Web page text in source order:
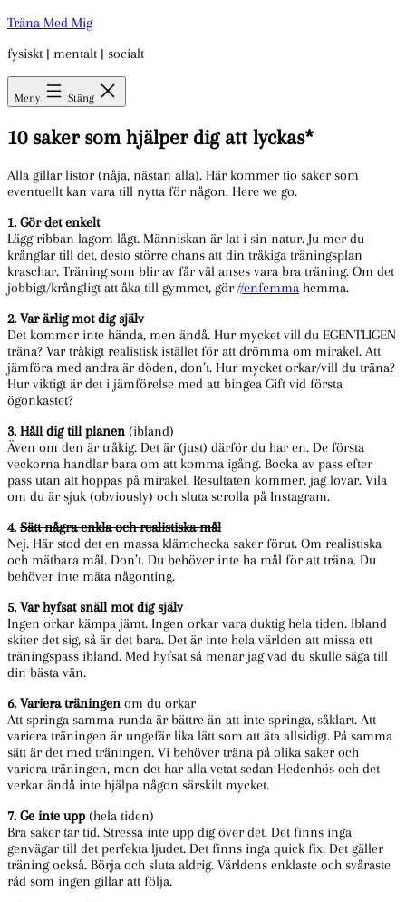
Hoppa
innehåll
Träna Med Mig
fysiskt | mentalt | socialt
Meny Stäng
10 saker som hjälper dig att lyckas*
Alla gillar listor (nåja, nästan alla). Här kommer tio saker som
eventuellt kan vara till nytta för någon. Here we go.
1. Gör det enkelt
Lägg ribban lagom lågt. Människan är lat i sin natur. Ju mer du
krånglar till det, desto större chans att din tråkiga träningsplan
kraschar. Träning som blir av får väl anses vara bra träning. Om det
jobbigt/krångligt att åka till gymmet, gör#enfemma hemma.
2. Var ärlig mot dig själv
Det kommer inte hända, men ändå. Hur mycket vill du EGENTLIGEN
träna? Var tråkigt realistisk istället för att drömma om mirakel. Att
jämföra med andra är döden, don’t. Hur mycket orkar/vill du träna?
Hur viktigt är det i jämförelse med att bingea Gift vid första
ögonkastet?
3. Håll dig till planen (ibland)
Även om den är tråkig. Det är (just) därför du har en. De första
veckorna handlar bara om att komma igång. Bocka av pass efter
pass utan att hoppas på mirakel. Resultaten kommer, jag lovar. Vila
om du är sjuk (obviously) och sluta scrolla på Instagram.
4. Sätt några enkla och realistiska mål
Nej. Här stod det en massa klämchecka saker förut. Om realistiska
och mätbara mål. Don’t. Du behöver inte ha mål för att träna. Du
behöver inte mäta någonting.
5. Var hyfsat snäll mot dig själv
Ingen orkar kämpa jämt. Ingen orkar vara duktig hela tiden. Ibland
skiter det sig, så är det bara. Det är inte hela världen att missa ett
träningspass ibland. Med hyfsat så menar jag vad du skulle säga till
din bästa vän.
6. Variera träningen om du orkar
Att springa samma runda är bättre än att inte springa, såklart. Att
variera träningen är ungefär lika lätt som att äta allsidigt. På samma
sätt är det med träningen. Vi behöver träna på olika saker och
variera träningen, men det har alla vetat sedan Hedenhös och det
verkar ändå inte hjälpa någon särskilt mycket.
7. Ge inte upp (hela tiden)
Bra saker tar tid. Stressa inte upp dig över det. Det finns inga
genvägar till det perfekta ljudet. Det finns inga quick fix. Det gäller
träning också. Börja och sluta aldrig. Världens enklaste och svåraste
råd som ingen gillar att följa.